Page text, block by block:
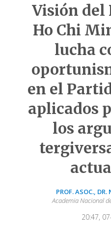
Visión del
Ho Chi
lucha
en el
aplicados
los
PROF. ASOC.,
Academia Nacional
20:47,